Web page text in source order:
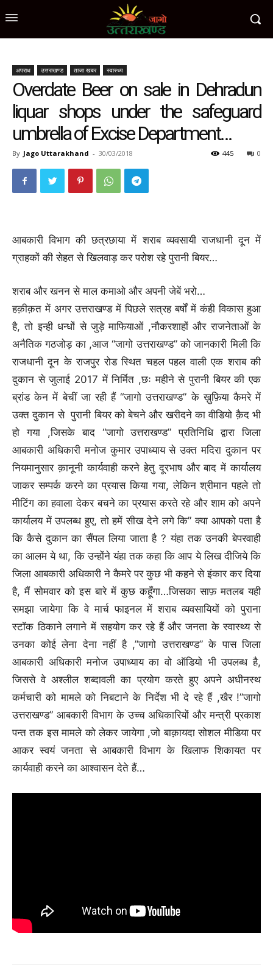
अपराध उत्तराखण्ड ताजा खबर स्वास्थ्य
Overdate Beer on sale in Dehradun
liquar shops under the safeguard
umbrella of Excise Department…
By Jago Uttarakhand - 30/03/2018 0
445
आबकारी विभाग की छत्रछाया में शराब व्यवसायी राजधानी दून में
ग्राहकों की सेहत से खिलवाड़ कर परोश रहे पुरानी बियर…
शराब और खनन से माल कमाओ और अपनी जेबें भरो…
हक़ीक़त में अगर उत्तराखण्ड में पिछले सत्रह बर्षों में कंही विकास हुआ
है, तो इन्ही धन्धों से जुड़े माफियाओं ,नौकरशाहों और राजनेताओं के
अनैतिक गठजोड़ का ,आज “जागो उत्तराखण्ड” को जानकारी मिली कि
राजधानी दून के राजपुर रोड स्थित चहल पहल वाली एक शराब की
दुकान से जुलाई 2017 में निर्मित ,छः महीने से पुरानी बियर की एक
ब्रांड केन में बेचीं जा रही हैं “जागो उत्तराखण्ड” के ख़ुफ़िया कैमरे में
उक्त दुकान से पुरानी बियर को बेचने और खरीदने का वीडियो क़ैद भी
हो गया ,जिसके बाद “जागो उत्तराखण्ड” प्रतिनिधि द्वारा जिला
आबकारी अधिकारी मनोज कुमार उपाध्याय से उक्त मदिरा दुकान पर
नियमानुसार क़ानूनी कार्यवाही करने हेतु दूरभाष और बाद में कार्यालय
जाकर सम्पर्क करने का प्रयास किया गया, लेकिन श्रीमान पहले तो
मीटिंग का हवाला देकर बचने का प्रयास करते रहे और शाम को अपने
कार्यालय में उपलब्ध हुए, तो हमें सीख देने लगे कि” क्या आपको पता है
कि कैसे दुकान का सैंपल लिया जाता है ? यंहा तक उनकी बेपरवाही
का आलम ये था, कि उन्होंने यंहा तक कहा कि आप ये लिख दीजिये कि
जिला आबकारी अधिकारी ने कैमरे पर कुछ भी कहने से इंकार कर दिया
है, मैं सोमवार को इस बारे में कुछ कहूँगा…जिसका साफ़ मतलब यही
समझा जायेगा कि वे मार्च फाइनल में शराब व्यवसायियों को पुराना
स्टॉक ठिकाने लगाने में सहयोग कर रहे हैं और जनता के स्वास्थ्य से
उनका कोई लेना देना नहीं है ,”जागो उत्तराखण्ड” के पास जिला
आबकारी अधिकारी मनोज उपाध्याय का वो ऑडियो भी उपलब्ध है,
जिससे वे अश्लील शब्दावली का प्रयोग करते हुए अपने अधीनस्थ
कर्मचारी को मामले को निबटाने के निर्देश भी दे रहे हैं ,खैर !”जागो
उत्तराखण्ड” आबकारी विभाग के उच्च अधिकारियों और मन्त्री प्रकाश
पन्त तक इस मामले को लेकर जायेगा ,जो बाक़ायदा सोशल मीडिया पर
आकर स्वयं जनता से आबकारी विभाग के खिलाफ शिकायत पर
कार्यवाही करने का आश्वासन देते हैं…